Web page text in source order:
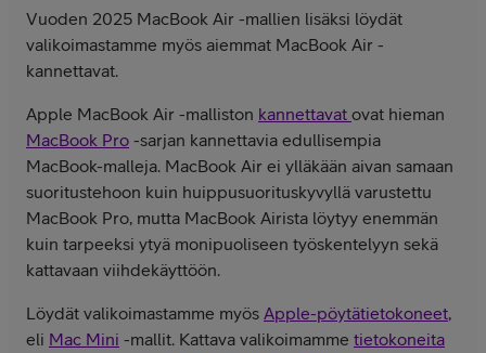
Vuoden 2025 MacBook Air -mallien lisäksi löydät
valikoimastamme myös aiemmat MacBook Air -
kannettavat.
Apple MacBook Air -malliston kannettavat ovat hieman
MacBook Pro -sarjan kannettavia edullisempia
MacBook-malleja. MacBook Air ei ylläkään aivan samaan
suoritustehoon kuin huippusuorituskyvyllä varustettu
MacBook Pro, mutta MacBook Airista löytyy enemmän
kuin tarpeeksi ytyä monipuoliseen työskentelyyn sekä
kattavaan viihdekäyttöön.
Löydät valikoimastamme myös Apple-pöytätietokoneet,
eli Mac Mini -mallit. Kattava valikoimamme tietokoneita